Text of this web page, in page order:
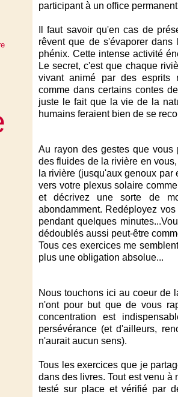
participant à un office
Il faut savoir qu'en cas de
rêvent que de s'évaporer
phénix. Cette intense activité
Le secret, c'est que chaque
vivant animé par des esprits
comme dans certains contes
juste le fait que la vie de la
humains feraient bien de se
Au rayon des gestes que vous
des fluides de la rivière en
la rivière (jusqu'aux genoux
vers votre plexus solaire
et décrivez une sorte de
abondamment. Redéployez
pendant quelques
dédoublés aussi peut-être
Tous ces exercices me
plus une obligation absolue...
Nous touchons ici au coeur de
n'ont pour but que de vous
concentration est
persévérance (et d'ailleurs,
n'aurait aucun sens).
Tous les exercices que je
dans des livres. Tout est venu à
testé sur place et vérifié par